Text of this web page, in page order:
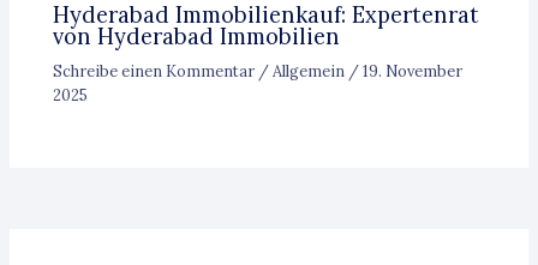
Hyderabad Immobilienkauf: Expertenrat
von Hyderabad Immobilien
Schreibe einen Kommentar /Allgemein /19. November
2025